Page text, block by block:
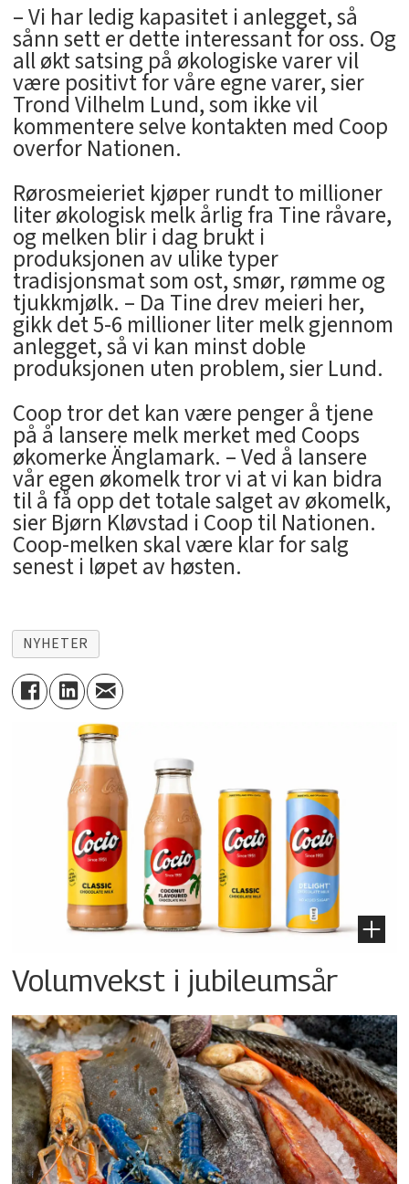
– Vi har ledig kapasitet i anlegget, så
sånn sett er dette interessant for oss. Og
all økt satsing på økologiske varer vil
være positivt for våre egne varer, sier
Trond Vilhelm Lund, som ikke vil
kommentere selve kontakten med Coop
overfor Nationen.
Rørosmeieriet kjøper rundt to millioner
liter økologisk melk årlig fra Tine råvare,
og melken blir i dag brukt i
produksjonen av ulike typer
tradisjonsmat som ost, smør, rømme og
tjukkmjølk. – Da Tine drev meieri her,
gikk det 5-6 millioner liter melk gjennom
anlegget, så vi kan minst doble
produksjonen uten problem, sier Lund.
Coop tror det kan være penger å tjene
på å lansere melk merket med Coops
økomerke Änglamark. – Ved å lansere
vår egen økomelk tror vi at vi kan bidra
til å få opp det totale salget av økomelk,
sier Bjørn Kløvstad i Coop til Nationen.
Coop-melken skal være klar for salg
senest i løpet av høsten.
NYHETER
Volumvekst i jubileumsår